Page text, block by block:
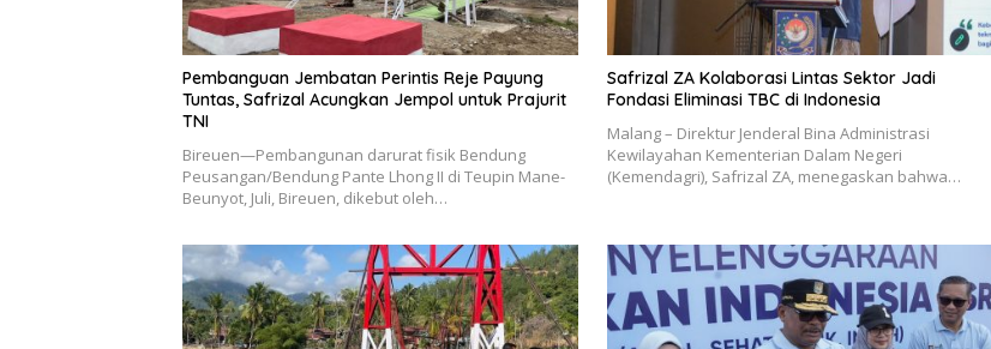
Pembanguan Jembatan Perintis Reje Payung
Tuntas, Safrizal Acungkan Jempol untuk Prajurit
TNI
Bireuen—Pembangunan darurat fisik Bendung
Peusangan/Bendung Pante Lhong II di Teupin Mane-
Beunyot, Juli, Bireuen, dikebut oleh…
Safrizal ZA Kolaborasi Lintas Sektor Jadi
Fondasi Eliminasi TBC di Indonesia
Malang – Direktur Jenderal Bina Administrasi
Kewilayahan Kementerian Dalam Negeri
(Kemendagri), Safrizal ZA, menegaskan bahwa…